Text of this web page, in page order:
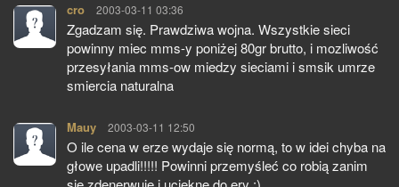
cro pisze:
2003-03-11 03:36
Zgadzam się. Prawdziwa wojna. Wszystkie sieci
powinny miec mms-y poniżej 80gr brutto, i mozliwość
przesyłania mms-ow miedzy sieciami i smsik umrze
smiercia naturalna
Mauy pisze:
2003-03-11 12:50
O ile cena w erze wydaje się normą, to w idei chyba na
głowe upadli!!!!! Powinni przemyśleć co robią zanim